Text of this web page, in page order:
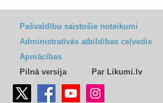
Pašvaldību saistošie noteikumi
Administratīvās atbildības ceļvedis
Apmācības
Pilnā versija
Par Likumi.lv